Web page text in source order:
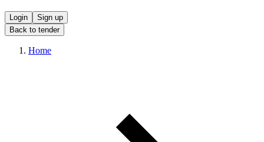
Login
Sign up
Back to tender
Home